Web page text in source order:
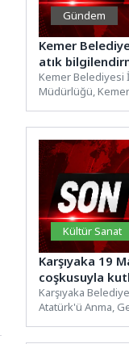
Gündem
Kemer
atık
Kemer Belediyesi
Müdürlüğü,
Kültür Sanat
Karşıyaka 19
coşkusuyla
Karşıyaka
Atatürk'ü Anma,